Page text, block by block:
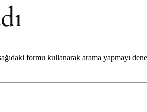
formu kullanarak arama yapmayı